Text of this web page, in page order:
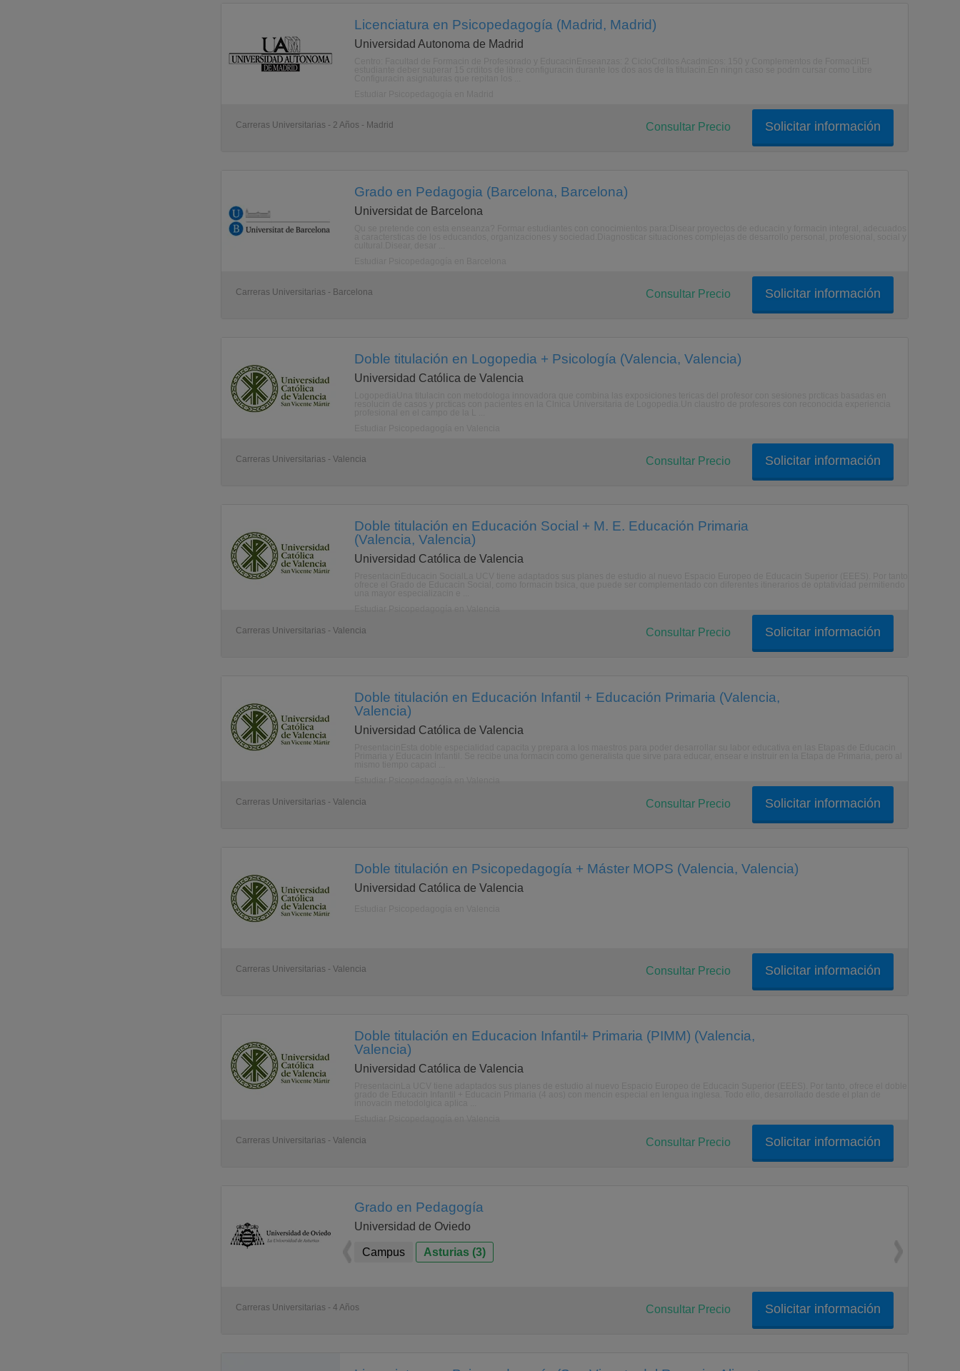
Licenciatura en Psicopedagogía (Madrid, Madrid)
Universidad Autonoma de Madrid
Carreras Universitarias - 2 Años - Madrid Solicitar información
Consultar Precio
Grado en Pedagogia (Barcelona, Barcelona)
Universidat de Barcelona
Carreras Universitarias - Barcelona Solicitar información
Consultar Precio
Doble titulación en Logopedia + Psicología (Valencia, Valencia)
Universidad Católica de Valencia
Carreras Universitarias - Valencia Solicitar información
Consultar Precio
Doble titulación en Educación Social + M. E. Educación Primaria
(Valencia, Valencia)
Universidad Católica de Valencia
Carreras Universitarias - Valencia Solicitar información
Consultar Precio
Doble titulación en Educación Infantil + Educación Primaria (Valencia,
Valencia)
Universidad Católica de Valencia
Carreras Universitarias - Valencia Solicitar información
Consultar Precio
Doble titulación en Psicopedagogía + Máster MOPS (Valencia, Valencia)
Universidad Católica de Valencia
Carreras Universitarias - Valencia Solicitar información
Consultar Precio
Doble titulación en Educacion Infantil+ Primaria (PIMM) (Valencia,
Valencia)
Universidad Católica de Valencia
Carreras Universitarias - Valencia Solicitar información
Consultar Precio
Grado en Pedagogía
Universidad de Oviedo
Campus Asturias (3)
Carreras Universitarias - 4 Años Solicitar información
Consultar Precio